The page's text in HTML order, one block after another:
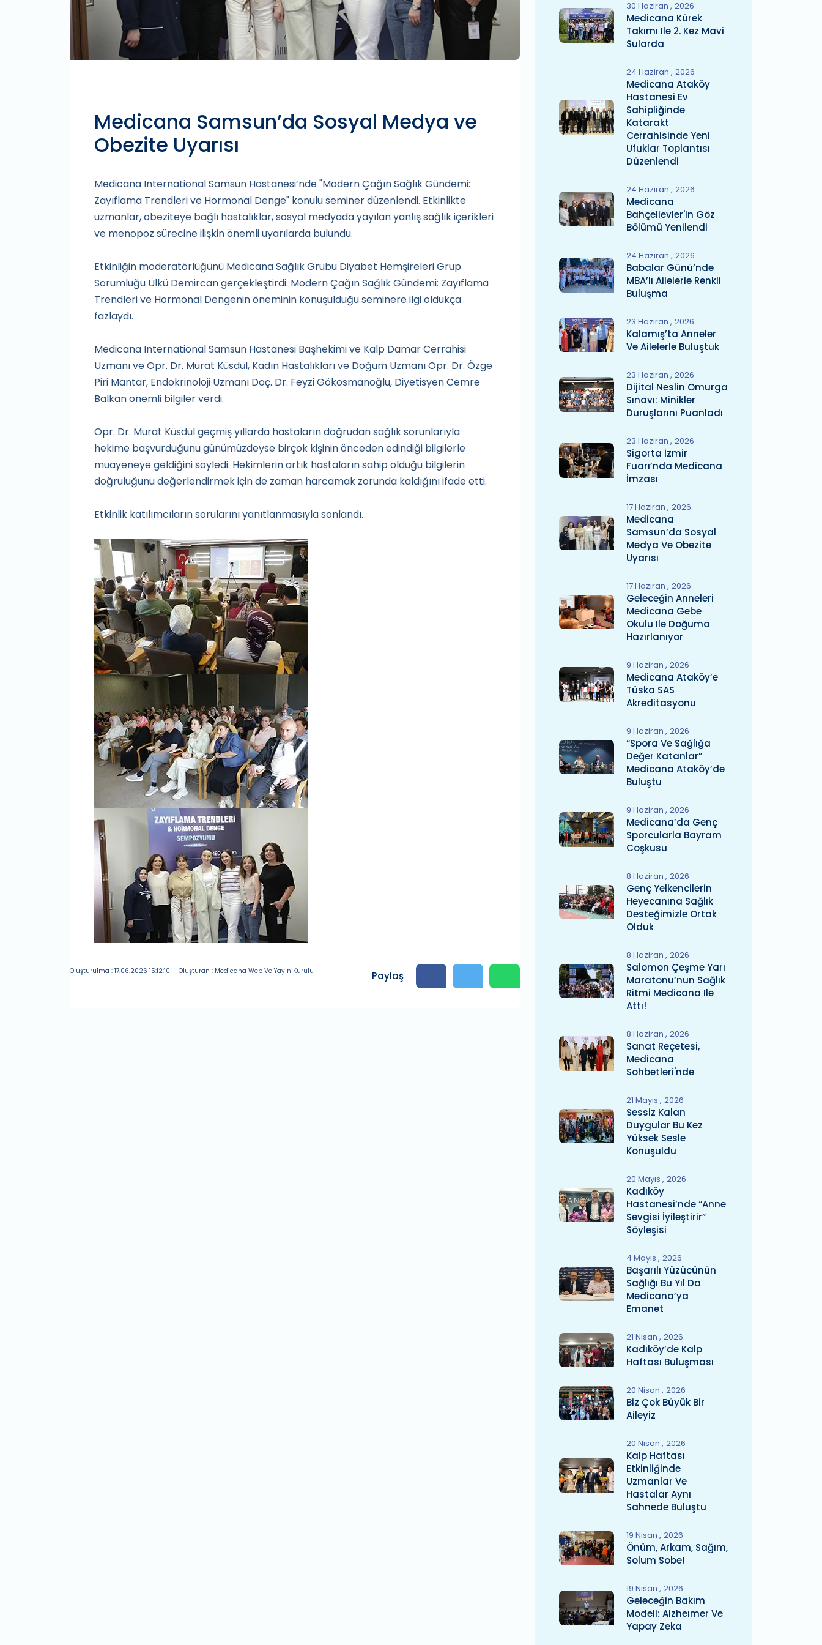
Medicana Samsun’da Sosyal Medya ve
Obezite Uyarısı
Medicana International Samsun Hastanesi’nde "Modern Çağın Sağlık Gündemi:
Zayıflama Trendleri ve Hormonal Denge" konulu seminer düzenlendi. Etkinlikte
uzmanlar, obeziteye bağlı hastalıklar, sosyal medyada yayılan yanlış sağlık içerikleri
ve menopoz sürecine ilişkin önemli uyarılarda bulundu.
Etkinliğin moderatörlüğünü Medicana Sağlık Grubu Diyabet Hemşireleri Grup
Sorumluğu Ülkü Demircan gerçekleştirdi. Modern Çağın Sağlık Gündemi: Zayıflama
Trendleri ve Hormonal Dengenin öneminin konuşulduğu seminere ilgi oldukça
fazlaydı.
Medicana International Samsun Hastanesi Başhekimi ve Kalp Damar Cerrahisi
Uzmanı ve Opr. Dr. Murat Küsdül, Kadın Hastalıkları ve Doğum Uzmanı Opr. Dr. Özge
Piri Mantar, Endokrinoloji Uzmanı Doç. Dr. Feyzi Gökosmanoğlu, Diyetisyen Cemre
Balkan önemli bilgiler verdi.
Opr. Dr. Murat Küsdül geçmiş yıllarda hastaların doğrudan sağlık sorunlarıyla
hekime başvurduğunu günümüzdeyse birçok kişinin önceden edindiği bilgilerle
muayeneye geldiğini söyledi. Hekimlerin artık hastaların sahip olduğu bilgilerin
doğruluğunu değerlendirmek için de zaman harcamak zorunda kaldığını ifade etti.
Etkinlik katılımcıların sorularını yanıtlanmasıyla sonlandı.
Oluşturulma : 17.06.2026 15:12:10 Oluşturan : Medicana Web Ve Yayın Kurulu Paylaş
30 Haziran 2026
Medicana Kürek
Takımı Ile 2. Kez Mavi
Sularda
24 Haziran 2026
Medicana Ataköy
Hastanesi Ev
Sahipliğinde
Katarakt
Cerrahisinde Yeni
Ufuklar Toplantısı
Düzenlendi
24 Haziran 2026
Medicana
Bahçelievler'in Göz
Bölümü Yenilendi
24 Haziran 2026
Babalar Günü’nde
MBA’lı Ailelerle Renkli
Buluşma
23 Haziran 2026
Kalamış’ta Anneler
Ve Ailelerle Buluştuk
23 Haziran 2026
Dijital Neslin Omurga
Sınavı: Minikler
Duruşlarını Puanladı
23 Haziran 2026
Sigorta İzmir
Fuarı’nda Medicana
İmzası
17 Haziran 2026
Medicana
Samsun’da Sosyal
Medya Ve Obezite
Uyarısı
17 Haziran 2026
Geleceğin Anneleri
Medicana Gebe
Okulu Ile Doğuma
Hazırlanıyor
9 Haziran 2026
Medicana Ataköy’e
Tüska SAS
Akreditasyonu
9 Haziran 2026
“Spora Ve Sağlığa
Değer Katanlar”
Medicana Ataköy’de
Buluştu
9 Haziran 2026
Medicana’da Genç
Sporcularla Bayram
Coşkusu
8 Haziran 2026
Genç Yelkencilerin
Heyecanına Sağlık
Desteğimizle Ortak
Olduk
8 Haziran 2026
Salomon Çeşme Yarı
Maratonu’nun Sağlık
Ritmi Medicana Ile
Attı!
8 Haziran 2026
Sanat Reçetesi,
Medicana
Sohbetleri'nde
21 Mayıs 2026
Sessiz Kalan
Duygular Bu Kez
Yüksek Sesle
Konuşuldu
20 Mayıs 2026
Kadıköy
Hastanesi’nde “Anne
Sevgisi İyileştirir”
Söyleşisi
4 Mayıs 2026
Başarılı Yüzücünün
Sağlığı Bu Yıl Da
Medicana’ya
Emanet
21 Nisan 2026
Kadıköy’de Kalp
Haftası Buluşması
20 Nisan 2026
Biz Çok Büyük Bir
Aileyiz
20 Nisan 2026
Kalp Haftası
Etkinliğinde
Uzmanlar Ve
Hastalar Aynı
Sahnede Buluştu
19 Nisan 2026
Önüm, Arkam, Sağım,
Solum Sobe!
19 Nisan 2026
Geleceğin Bakım
Modeli: Alzheımer Ve
Yapay Zeka